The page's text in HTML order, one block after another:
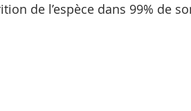
de l’espèce dans 99% de